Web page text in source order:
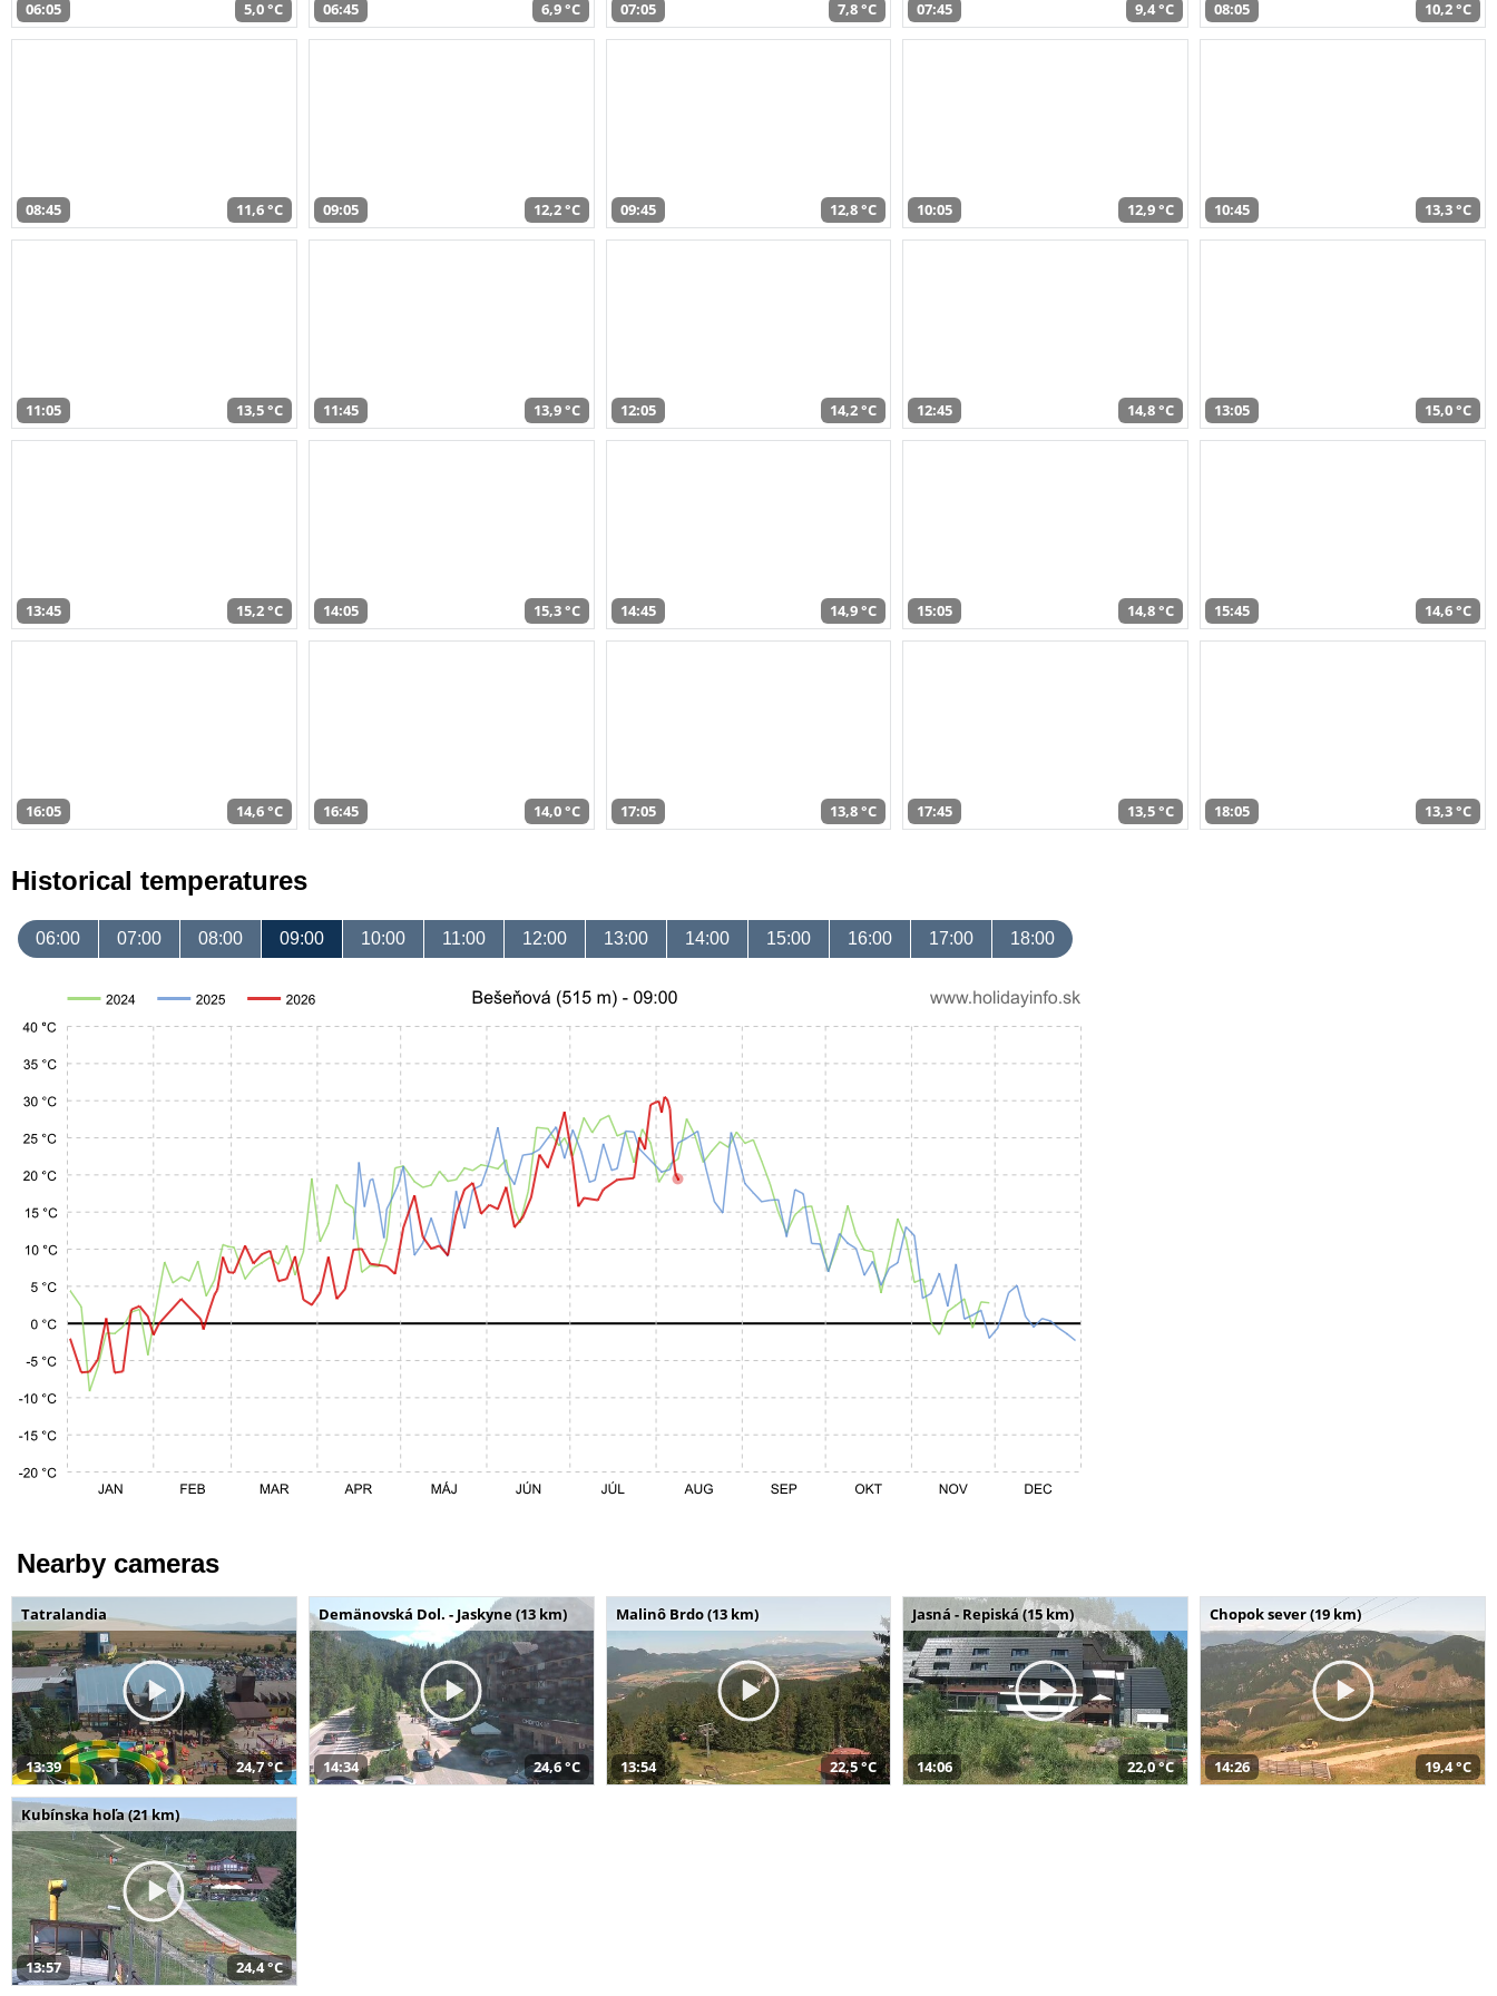
06:05 5,0 °C 06:45 6,9 °C 07:05 7,8 °C 07:45 9,4 °C 08:05 10,2 °C
08:45 11,6 °C 09:05 12,2 °C 09:45 12,8 °C 10:05 12,9 °C 10:45 13,3 °C
11:05 13,5 °C 11:45 13,9 °C 12:05 14,2 °C 12:45 14,8 °C 13:05 15,0 °C
13:45 15,2 °C 14:05 15,3 °C 14:45 14,9 °C 15:05 14,8 °C 15:45 14,6 °C
16:05 14,6 °C 16:45 14,0 °C 17:05 13,8 °C 17:45 13,5 °C 18:05 13,3 °C
Historical temperatures
06:00 07:00 08:00 09:00 10:00 11:00 12:00 13:00 14:00 15:00 16:00 17:00 18:00
Nearby cameras
Tatralandia
13:39 24,7 °C
Demänovská Dol. - Jaskyne (13 km)
14:34 24,6 °C
Malinô Brdo (13 km)
13:54 22,5 °C
Jasná - Repiská (15 km)
14:06 22,0 °C
Chopok sever (19 km)
14:26 19,4 °C
Kubínska hoľa (21 km)
13:57 24,4 °C